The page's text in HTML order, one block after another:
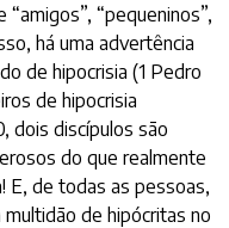
“pequeninos”,
há uma advertência
de hipocrisia (1 Pedro
de hipocrisia
dois discípulos são
do que realmente
E, de todas as pessoas,
de hipócritas no